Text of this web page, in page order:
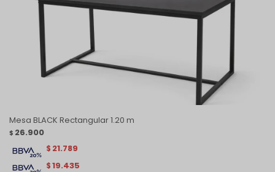
Mesa BLACK Rectangular 1.20 m
$ 26.900
$19.435
$ 21.789